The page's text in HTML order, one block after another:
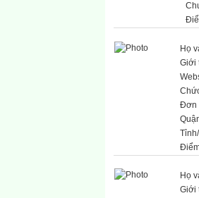
Họ
Giới
Đơn
Họ
Giới